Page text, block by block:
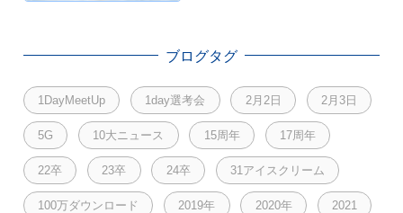
ブログタグ
1DayMeetUp 1day選考会 2月2日 2月3日
5G 10大ニュース 15周年 17周年
22卒 23卒 24卒 31アイスクリーム
100万ダウンロード 2019年 2020年 2021